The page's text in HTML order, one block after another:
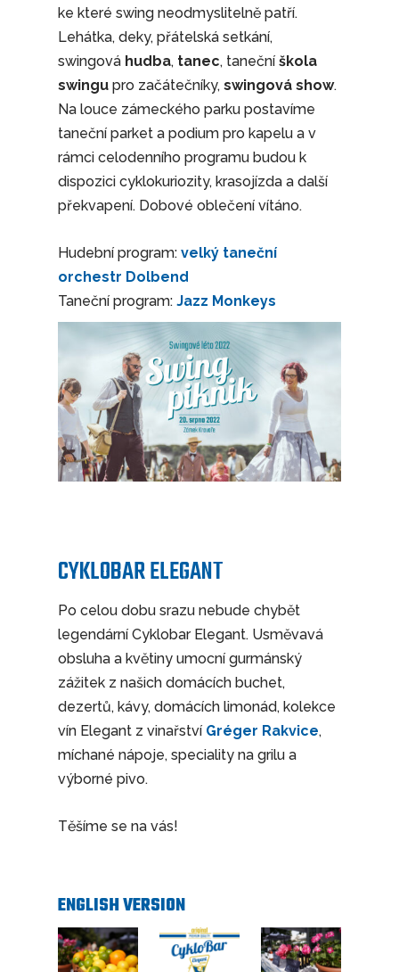
ke které swing neodmyslitelně patří.
Lehátka, deky, přátelská setkání,
swingová hudba, tanec, taneční škola
swingupro začátečníky, swingová show.
Na louce zámeckého parku postavíme
taneční parket a podium pro kapelu a v
rámci celodenního programu budou k
dispozici cyklokuriozity, krasojízda a další
překvapení. Dobové oblečení vítáno.
Hudební program: velký taneční
orchestr Dolbend
Taneční program:Jazz Monkeys
CYKLOBAR ELEGANT
Po celou dobu srazu nebude chybět
legendární Cyklobar Elegant. Usměvavá
obsluha a květiny umocní gurmánský
zážitek z našich domácích buchet,
dezertů, kávy, domácích limonád, kolekce
vín Elegant z vinařství Gréger Rakvice,
míchané nápoje, speciality na grilu a
výborné pivo.
Těšíme se na vás!
ENGLISH VERSION